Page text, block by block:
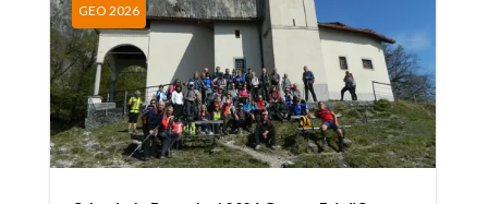
GEO 2026